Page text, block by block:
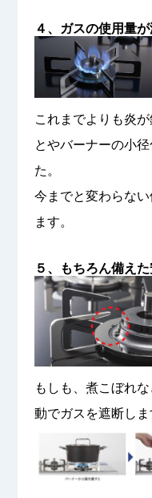
４、ガスの使用量が
これまでよりも炎
とやバーナーの小
た。
今までと変わらな
ます。
５、もちろん備えた
もしも、煮こぼれ
動でガスを遮断しま